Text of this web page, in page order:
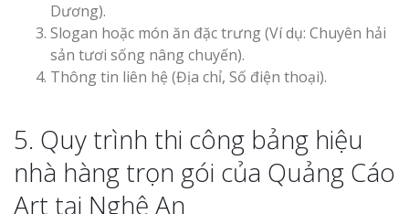
Dương).
Slogan hoặc món ăn đặc trưng (Ví dụ: Chuyên hải
sản tươi sống nâng chuyến).
Thông tin liên hệ (Địa chỉ, Số điện thoại).
5. Quy trình thi công bảng hiệu
nhà hàng trọn gói của Quảng Cáo
Art tại Nghệ An